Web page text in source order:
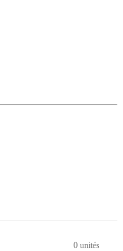
0 unités